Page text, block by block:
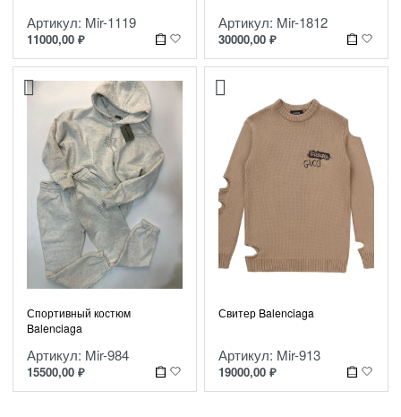
Артикул: Mir-1119
11000,00 ₽
Артикул: Mir-1812
30000,00 ₽
Спортивный костюм
Balenciaga
Артикул: Mir-984
15500,00 ₽
Свитер Balenciaga
Артикул: Mir-913
19000,00 ₽